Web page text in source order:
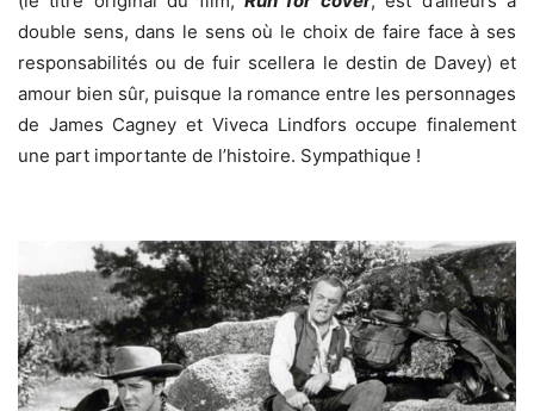
double sens, dans le sens où le choix de faire face à ses
responsabilités ou de fuir scellera le destin de Davey) et
amour bien sûr, puisque la romance entre les personnages
de James Cagney et Viveca Lindfors occupe finalement
une part importante de l’histoire. Sympathique !